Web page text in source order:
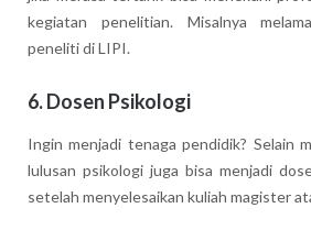
kegiatan penelitian. Misalnya
peneliti di LIPI.
6. Dosen Psikologi
Ingin menjadi tenaga pendidik? Selain
lulusan psikologi juga bisa menjadi
setelah menyelesaikan kuliah magister